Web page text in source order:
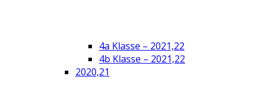
4a Klasse – 2021,22
4b Klasse – 2021,22
2020,21